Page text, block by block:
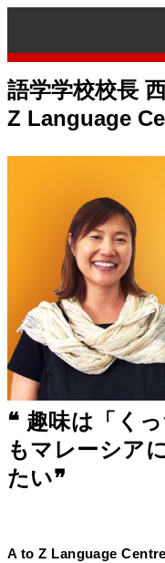
語学学校校長
Z Language
❝ 趣味は「く
もマレーシア
たい❞
A to Z Language Centre